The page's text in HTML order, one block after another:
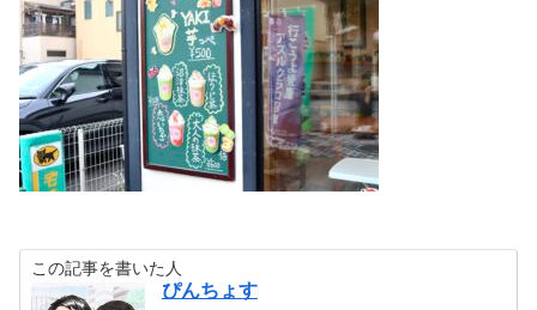
この記事を書いた人
ぴんちょす